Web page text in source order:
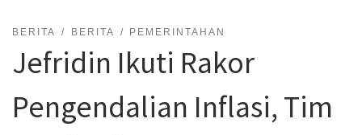
BERITA BERITA PEMERINTAHAN
Jefridin Ikuti Rakor
Pengendalian Inflasi, Tim